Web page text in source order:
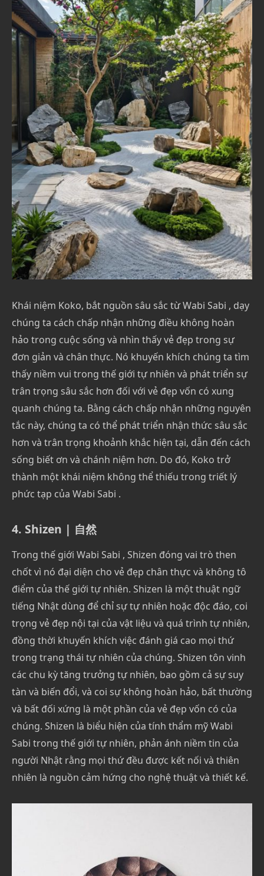
Khái niệm Koko, bắt nguồn sâu sắc từ Wabi Sabi , dạy
chúng ta cách chấp nhận những điều không hoàn
hảo trong cuộc sống và nhìn thấy vẻ đẹp trong sự
đơn giản và chân thực. Nó khuyến khích chúng ta tìm
thấy niềm vui trong thế giới tự nhiên và phát triển sự
trân trọng sâu sắc hơn đối với vẻ đẹp vốn có xung
quanh chúng ta. Bằng cách chấp nhận những nguyên
tắc này, chúng ta có thể phát triển nhận thức sâu sắc
hơn và trân trọng khoảnh khắc hiện tại, dẫn đến cách
sống biết ơn và chánh niệm hơn. Do đó, Koko trở
thành một khái niệm không thể thiếu trong triết lý
phức tạp của Wabi Sabi .
4. Shizen | 自然
Trong thế giới Wabi Sabi , Shizen đóng vai trò then
chốt vì nó đại diện cho vẻ đẹp chân thực và không tô
điểm của thế giới tự nhiên. Shizen là một thuật ngữ
tiếng Nhật dùng để chỉ sự tự nhiên hoặc độc đáo, coi
trọng vẻ đẹp nội tại của vật liệu và quá trình tự nhiên,
đồng thời khuyến khích việc đánh giá cao mọi thứ
trong trạng thái tự nhiên của chúng. Shizen tôn vinh
các chu kỳ tăng trưởng tự nhiên, bao gồm cả sự suy
tàn và biến đổi, và coi sự không hoàn hảo, bất thường
và bất đối xứng là một phần của vẻ đẹp vốn có của
chúng. Shizen là biểu hiện của tính thẩm mỹ Wabi
Sabi trong thế giới tự nhiên, phản ánh niềm tin của
người Nhật rằng mọi thứ đều được kết nối và thiên
nhiên là nguồn cảm hứng cho nghệ thuật và thiết kế.